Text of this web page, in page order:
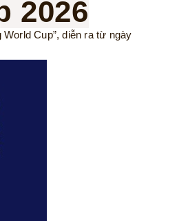
2026
Cup”, diễn ra từ ngày